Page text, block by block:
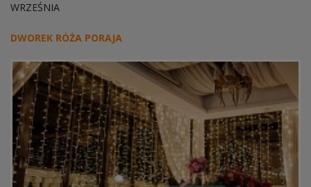
WRZEŚNIA
DWOREK RÓŻA PORAJA